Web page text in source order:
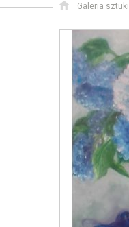
Galeria sztuki